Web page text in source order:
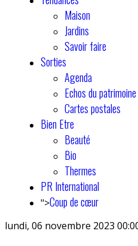
Maison
Jardins
Savoir faire
Sorties
Agenda
Echos du patrimoine
Cartes postales
Bien Etre
Beauté
Bio
Thermes
PR International
">Coup de cœur
lundi, 06 novembre 2023